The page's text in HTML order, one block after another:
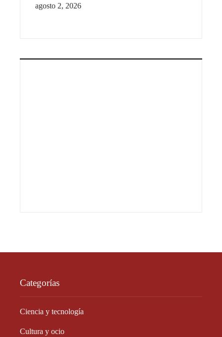
agosto 2, 2026
Categorías
Ciencia y tecnología
Cultura y ocio